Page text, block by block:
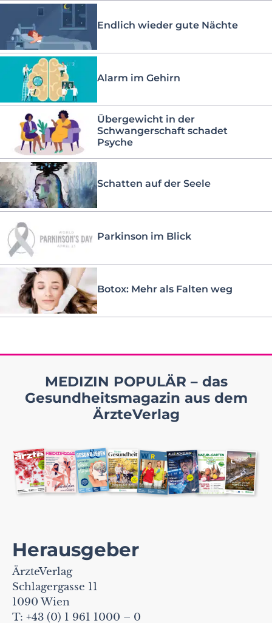
Endlich wieder gute Nächte
Alarm im Gehirn
Übergewicht in der
Schwangerschaft schadet
Psyche
Schatten auf der Seele
Parkinson im Blick
Botox: Mehr als Falten weg
MEDIZIN POPULÄR – das
Gesundheitsmagazin aus dem
ÄrzteVerlag
Herausgeber
ÄrzteVerlag
Schlagergasse 11
1090 Wien
T: +43 (0) 1 961 1000 – 0